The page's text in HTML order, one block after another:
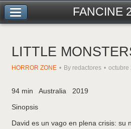
FANCINE
LITTLE
HORROR ZONE By redactores octubre
94 min Australia 2019
Sinopsis
David es un vago en plena crisis: su